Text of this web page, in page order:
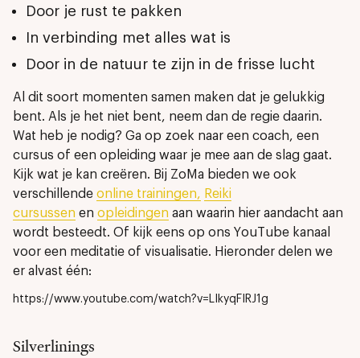
Door je rust te pakken
In verbinding met alles wat is
Door in de natuur te zijn in de frisse lucht
Al dit soort momenten samen maken dat je gelukkig
bent. Als je het niet bent, neem dan de regie daarin.
Wat heb je nodig? Ga op zoek naar een coach, een
cursus of een opleiding waar je mee aan de slag gaat.
Kijk wat je kan creëren. Bij ZoMa bieden we ook
verschillende online trainingen, Reiki
cursussen en opleidingen aan waarin hier aandacht aan
wordt besteedt. Of kijk eens op ons YouTube kanaal
voor een meditatie of visualisatie. Hieronder delen we
er alvast één:
https://www.youtube.com/watch?v=LIkyqFIRJ1g
Silverlinings